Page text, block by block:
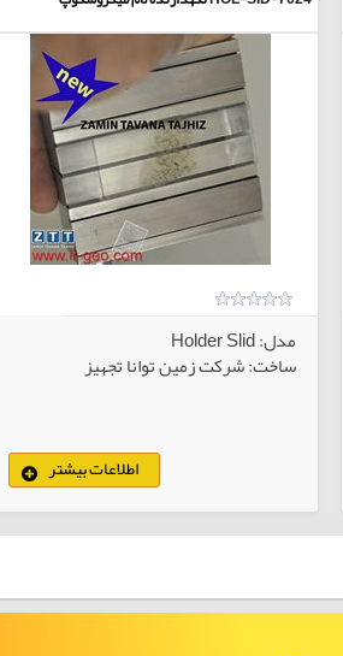
مدل: Holder Slid
ساخت: شرکت زمین توانا تجهیز
اطلاعات بیشتر